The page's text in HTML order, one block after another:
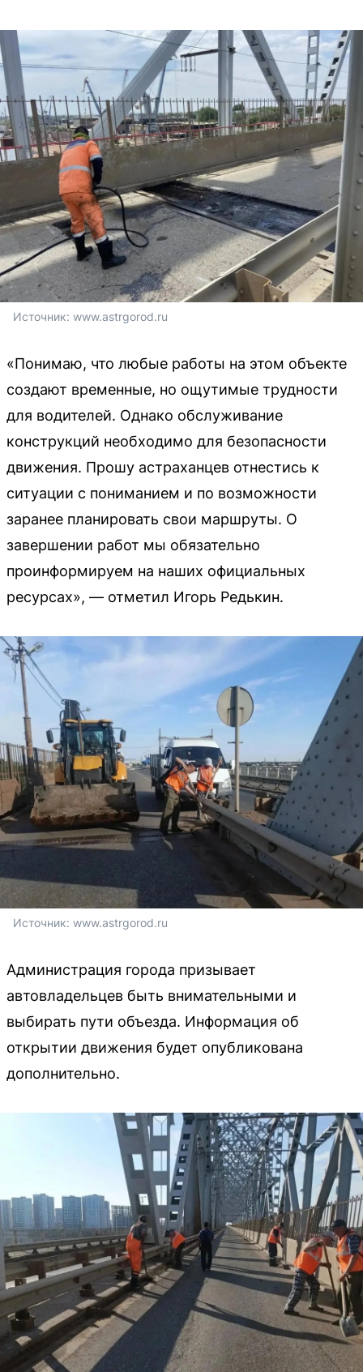
Источник: www.astrgorod.ru
«Понимаю, что любые работы на этом объекте
создают временные, но ощутимые трудности
для водителей. Однако обслуживание
конструкций необходимо для безопасности
движения. Прошу астраханцев отнестись к
ситуации с пониманием и по возможности
заранее планировать свои маршруты. О
завершении работ мы обязательно
проинформируем на наших официальных
ресурсах», — отметил Игорь Редькин.
Источник: www.astrgorod.ru
Администрация города призывает
автовладельцев быть внимательными и
выбирать пути объезда. Информация об
открытии движения будет опубликована
дополнительно.